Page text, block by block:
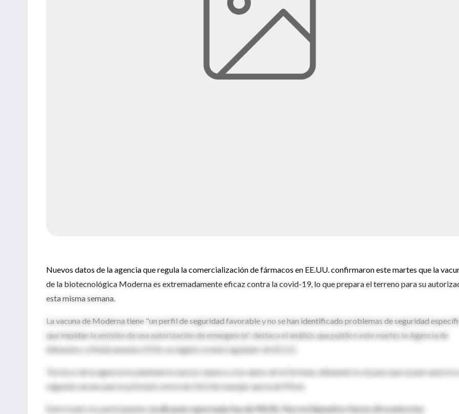
Nuevos datos de la agencia que regula la comercialización de fármacos en EE.UU. confirmaron este martes que la
de la biotecnológica Moderna es extremadamente eficaz contra la covid-19, lo que prepara el terreno para su
esta misma semana.
La vacuna de Moderna tiene "un perfil de seguridad favorable y no se han identificado problemas de seguridad
que impidan la emisión de una autorización de emergencia", destaca el análisis que publicó este martes la Agencia de
Alimentos y Medicamentos (FDA, en inglés), el ente regulador de EE.UU.
Técnicos de la agencia no plantearon nuevos reparos a los datos de la fórmula, allanando la vía para que el país autorice
segunda vacuna que en principio sería más fácil de manejar que la de Pfizer.
Entre todos los participantes, la eficacia reportada fue de 94,5%. Pero lo llamativo fue la cifra entre los